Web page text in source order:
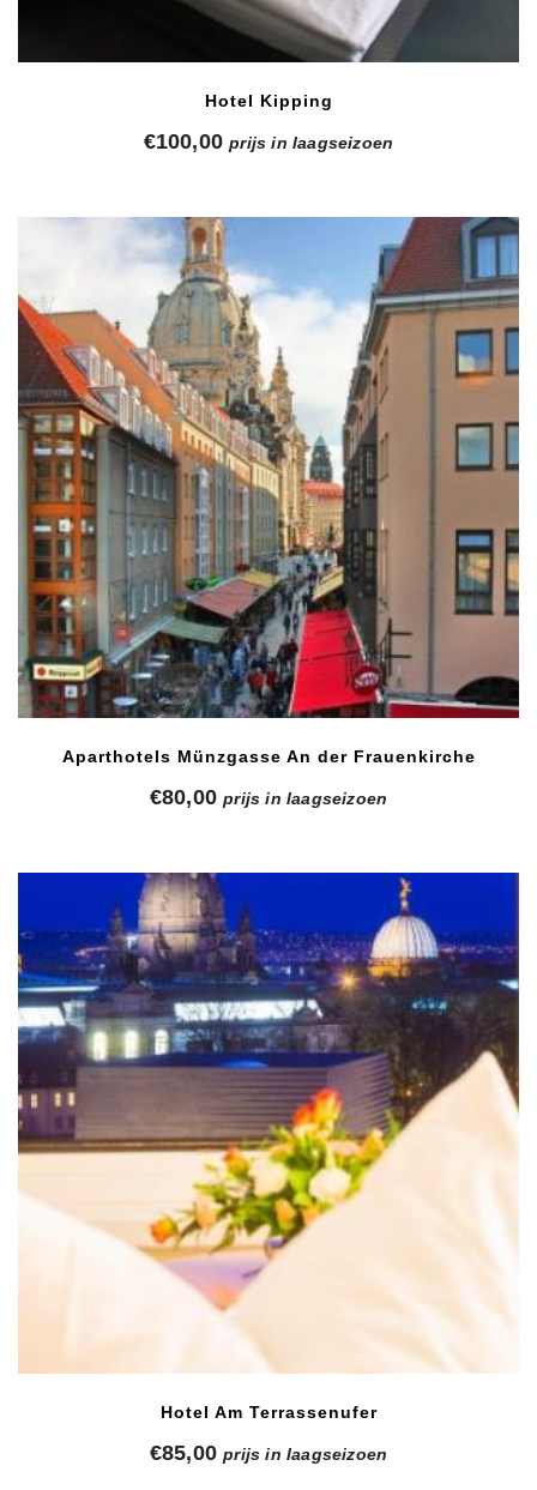
Hotel Kipping
€100,00 prijs in laagseizoen
Aparthotels Münzgasse An der Frauenkirche
€80,00 prijs in laagseizoen
Hotel Am Terrassenufer
€85,00 prijs in laagseizoen